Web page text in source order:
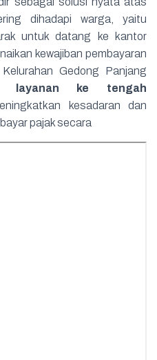
dihadapi warga, yaitu
untuk datang ke kantor
kewajiban pembayaran
Gedong Panjang
layanan ke tengah
kesadaran dan
pajak secara